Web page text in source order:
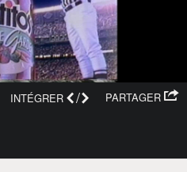
PARTAGER
INTÉGRER /